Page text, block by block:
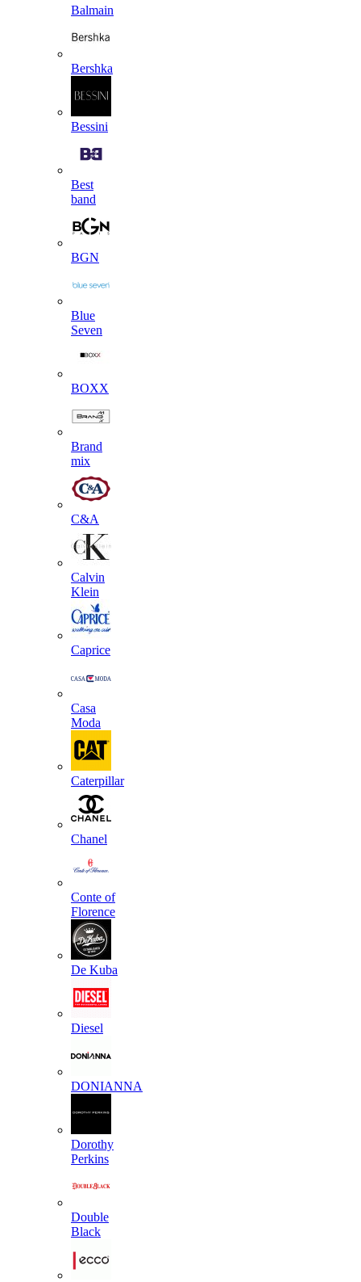
Balmain
Bershka
Bessini
Best
band
BGN
Blue
Seven
BOXX
Brand
mix
C&A
Calvin
Klein
Caprice
Casa
Moda
Caterpillar
Chanel
Conte of
Florence
De Kuba
Diesel
DONIANNA
Dorothy
Perkins
Double
Black